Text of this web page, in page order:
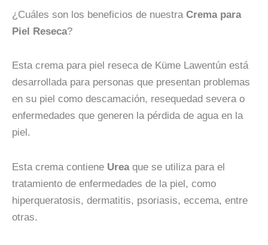
de
desde
$4.000
hasta
¿Cuáles son los beneficios de nuestra Crema para
Piel Reseca?
Esta crema para piel reseca de Küme Lawentún está
desarrollada para personas que presentan problemas
en su piel como descamación, resequedad severa o
enfermedades que generen la pérdida de agua en la
piel.
Esta crema contiene Ureaque se utiliza para el
tratamiento de enfermedades de la piel, como
hiperqueratosis, dermatitis, psoriasis, eccema, entre
otras.